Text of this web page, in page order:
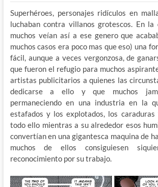
Superhéroes, personajes ridículos en
luchaban contra villanos grotescos. En
muchos veían así a ese genero que
muchos casos era poco mas que eso) una
fácil, aunque a veces vergonzosa, de
que fueron el refugio para muchos
artistas publicitarios a quienes las
dedicarse a ello y que muchos
permaneciendo en una industria en la
estafados y los explotados, los
todo ello mientras a su alrededor esos
convertían en una gigantesca maquina de
muchos de ellos consiguiesen
reconocimiento por su trabajo.